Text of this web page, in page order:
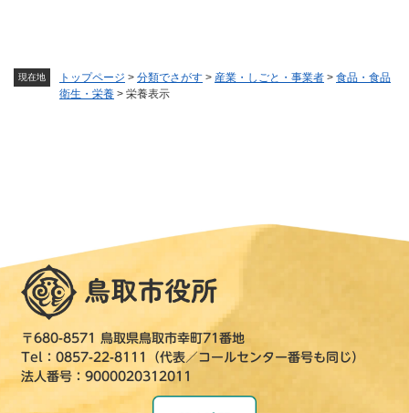
現在地 トップページ > 分類でさがす > 産業・しごと・事業者 > 食品・食品
衛生・栄養 > 栄養表示
〒680-8571 鳥取県鳥取市幸町71番地
Tel：0857-22-8111（代表／コールセンター番号も同じ）
法人番号：9000020312011